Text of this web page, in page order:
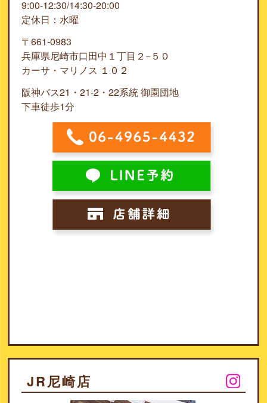
9:00-12:30/14:30-20:00
定休日：水曜
〒661-0983
兵庫県尼崎市口田中１丁目２−５０
カーサ・マリノス １０２
阪神バス21・21-2・22系統 御園団地
下車徒歩1分
JR尼崎店